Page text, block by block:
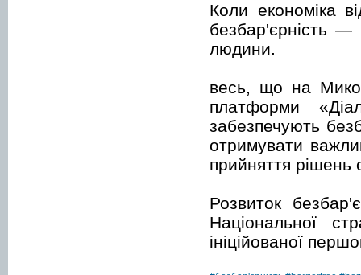
Коли економіка
безбар'єрність
людини.
весь, що на
платформи
забезпечують
отримувати
прийняття рішень
Розвиток
Національної
ініційованої